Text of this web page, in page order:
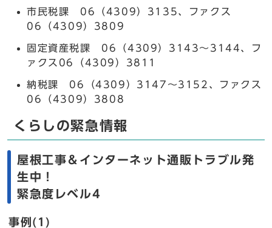
市民税課 06（4309）3135、ファクス
06（4309）3809
固定資産税課 06（4309）3143～3144、フ
ァクス06（4309）3811
納税課 06（4309）3147～3152、ファクス
06（4309）3808
くらしの緊急情報
屋根工事＆インターネット通販トラブル発
生中！
緊急度レベル4
事例(1)